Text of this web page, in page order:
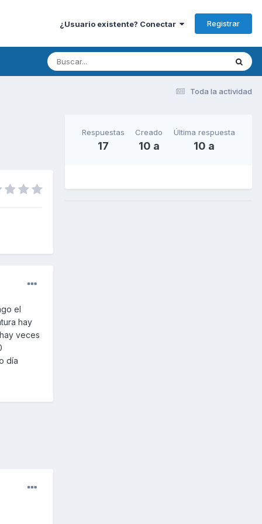
¿Usuario existente? Conectar Registrar
Toda la actividad
el
hay
veces
día
Respuestas
17
Creado
10 a
Última respuesta
10 a